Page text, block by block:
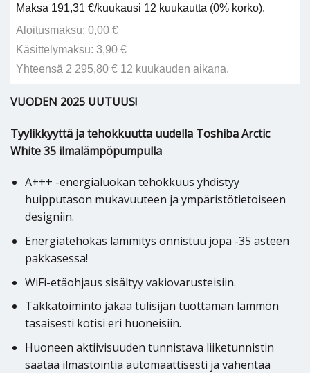
Maksa 191,31 €/kuukausi 12 kuukautta (0% korko).
Aloitusmaksu: 0,00 €
Käsittelymaksu: 3,90 €
Yhteensä 2 295,80 € 12 kuukauden aikana.
VUODEN 2025 UUTUUS!
Tyylikkyyttä ja tehokkuutta uudella Toshiba Arctic
White 35 ilmalämpöpumpulla
A+++ -energialuokan tehokkuus yhdistyy
huipputason mukavuuteen ja ympäristötietoiseen
designiin.
Energiatehokas lämmitys onnistuu jopa -35 asteen
pakkasessa!
WiFi-etäohjaus sisältyy vakiovarusteisiin.
Takkatoiminto jakaa tulisijan tuottaman lämmön
tasaisesti kotisi eri huoneisiin.
Huoneen aktiivisuuden tunnistava liiketunnistin
säätää ilmastointia automaattisesti ja vähentää